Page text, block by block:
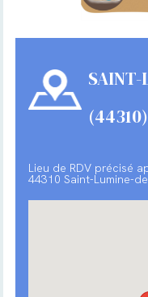
SAINT-
(44310)
Lieu de RDV précisé
44310 Saint-Lumine-